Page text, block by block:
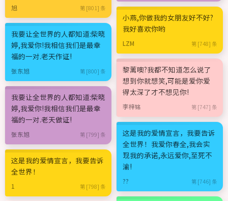
旭 第 [801] 条
我要让全世界的人都知道:柴晓
婷,我爱你!我相信我们是最幸
福的一对.老天作证!
张东旭 第 [800] 条
我要让全世界的人都知道:柴晓
婷,我爱你!我相信我们是最幸
福的一对.老天做证!
张东旭 第 [799] 条
这是我的爱情宣言，我要告诉
全世界！
1 第 [798] 条
小燕,你做我的女朋友好不好?
我好喜欢你哟
LZM 第 [748] 条
黎蓠噢?我都不知道怎么说了
想到你就想笑,可能是爱你爱
得太深了才不想见你!
李梓铭 第 [747] 条
这是我的爱情宣言，我要告诉
全世界！我爱你春全,我会实
现我的承诺,永远爱你,至死不
渝!
?? 第 [746] 条